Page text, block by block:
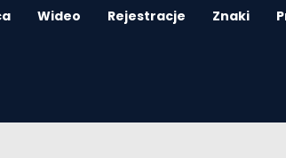
Wideo Rejestracje Znaki